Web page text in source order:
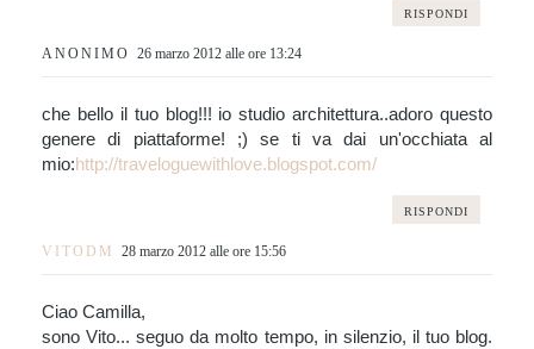
RISPONDI
ANONIMO 26 marzo 2012 alle ore 13:24
che bello il tuo blog!!! io studio architettura..adoro questo
genere di piattaforme! ;) se ti va dai un'occhiata al
mio:http://traveloguewithlove.blogspot.com/
RISPONDI
VITODM 28 marzo 2012 alle ore 15:56
Ciao Camilla,
sono Vito... seguo da molto tempo, in silenzio, il tuo blog.